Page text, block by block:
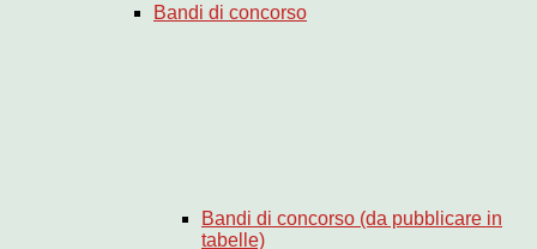
Bandi di concorso
Bandi di concorso (da pubblicare in
tabelle)